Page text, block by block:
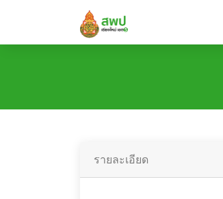
รายละเอียด